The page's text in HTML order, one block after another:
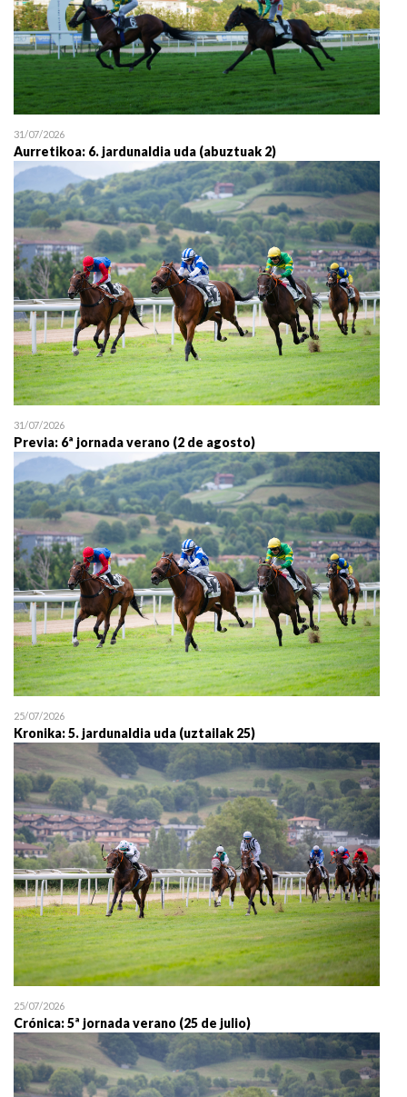
31/07/2026
Aurretikoa: 6. jardunaldia uda (abuztuak 2)
31/07/2026
Previa: 6ª jornada verano (2 de agosto)
25/07/2026
Kronika: 5. jardunaldia uda (uztailak 25)
25/07/2026
Crónica: 5ª jornada verano (25 de julio)